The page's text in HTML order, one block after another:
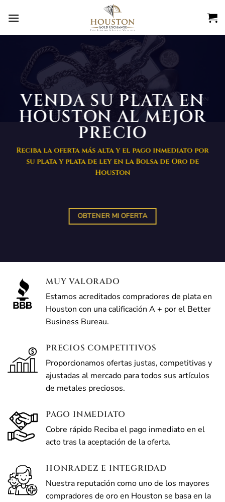
VENDA SU PLATA EN
HOUSTON AL MEJOR
PRECIO
Reciba la oferta más alta y el pago inmediato por
su plata y plata de ley en la Bolsa de Oro de
Houston
OBTENER MI OFERTA
MUY VALORADO
Estamos acreditados compradores de plata en
Houston con una calificación A + por el Better
Business Bureau.
PRECIOS COMPETITIVOS
Proporcionamos ofertas justas, competitivas y
ajustadas al mercado para todos sus artículos
de metales preciosos.
PAGO INMEDIATO
Cobre rápido Reciba el pago inmediato en el
acto tras la aceptación de la oferta.
HONRADEZ E INTEGRIDAD
Nuestra reputación como uno de los mayores
compradores de oro en Houston se basa en la